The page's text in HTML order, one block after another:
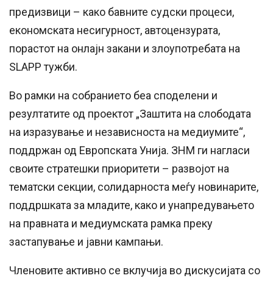
предизвици – како бавните судски процеси,
економската несигурност, автоцензурата,
порастот на онлајн закани и злоупотребата на
SLAPP тужби.
Во рамки на собранието беа споделени и
резултатите од проектот „Заштита на слободата
на изразување и независноста на медиумите“,
поддржан од Европската Унија. ЗНМ ги нагласи
своите стратешки приоритети – развојот на
тематски секции, солидарноста меѓу новинарите,
поддршката за младите, како и унапредувањето
на правната и медиумската рамка преку
застапување и јавни кампањи.
Членовите активно се вклучија во дискусијата со